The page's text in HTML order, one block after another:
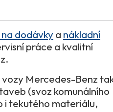
dodávkya nákladní
práce a kvalitní
Mercedes-Benz
(svoz komunálního
i tekutého materiálu,